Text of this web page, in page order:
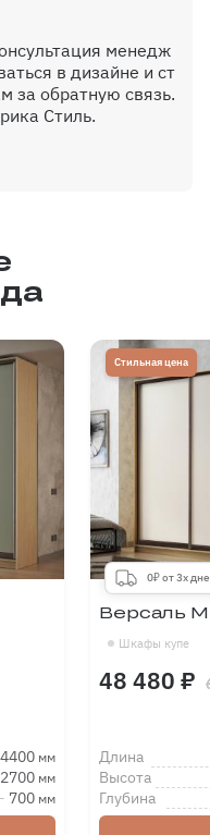
штанга
(щетки)
менедж
в дизайне и ст
за обратную связь.
Стиль.
4400 мм
2700 мм
- 700 мм
Стильная цена
0₽ от 3х
Шкафы купе
Версаль М
48 480 ₽
Длина
Высота
Глубина